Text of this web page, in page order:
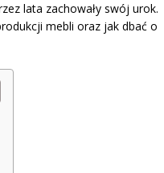
lata zachowały swój urok.
mebli oraz jak dbać o